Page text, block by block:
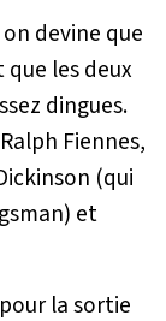
devine que
les deux
dingues.
Fiennes,
(qui
et
la sortie